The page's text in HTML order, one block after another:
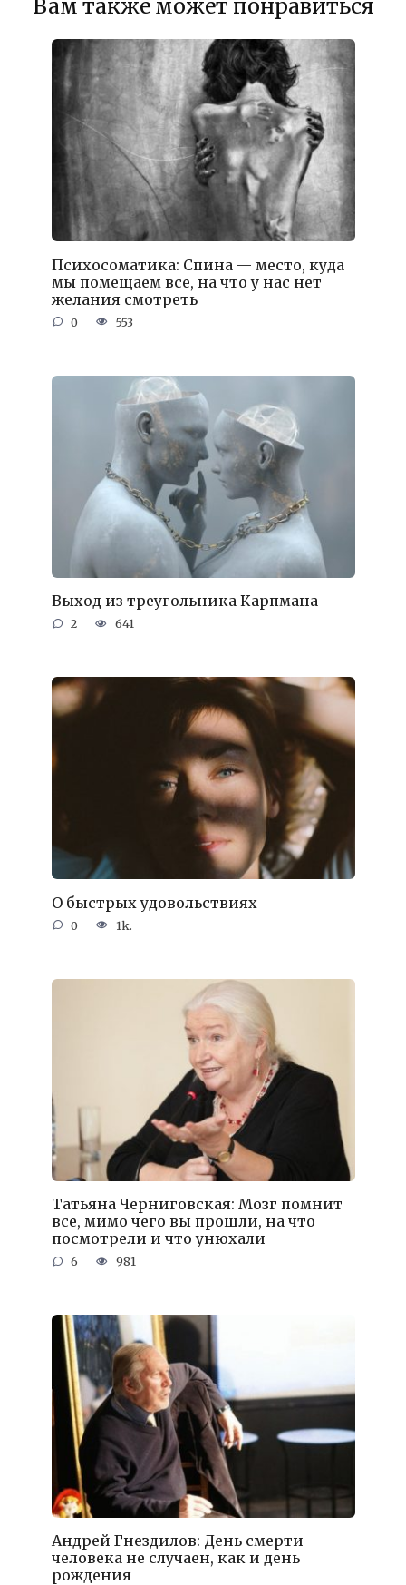
Вам также может понравиться
Психосоматика: Спина — место, куда
мы помещаем все, на что у нас нет
желания смотреть
0 553
Выход из треугольника Карпмана
2 641
О быстрых удовольствиях
0 1k.
Татьяна Черниговская: Мозг помнит
все, мимо чего вы прошли, на что
посмотрели и что унюхали
6 981
Андрей Гнездилов: День смерти
человека не случаен, как и день
рождения